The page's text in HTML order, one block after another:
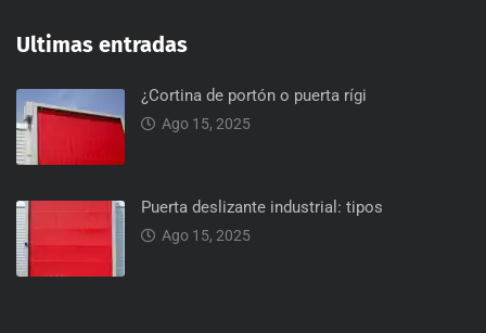
Ultimas entradas
¿Cortina de portón o puerta rígi
Ago 15, 2025
Puerta deslizante industrial: tipos
Ago 15, 2025